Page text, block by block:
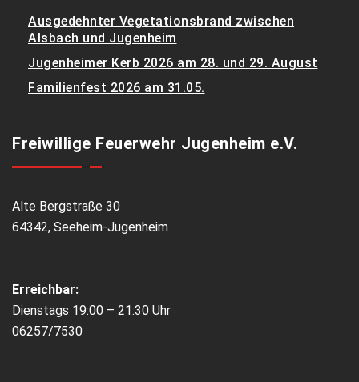
Ausgedehnter Vegetationsbrand zwischen
Alsbach und Jugenheim
Jugenheimer Kerb 2026 am 28. und 29. August
Familienfest 2026 am 31.05.
Freiwillige Feuerwehr Jugenheim e.V.
Alte Bergstraße 30
64342, Seeheim-Jugenheim
Erreichbar:
Dienstags 19:00 – 21:30 Uhr
06257/7530